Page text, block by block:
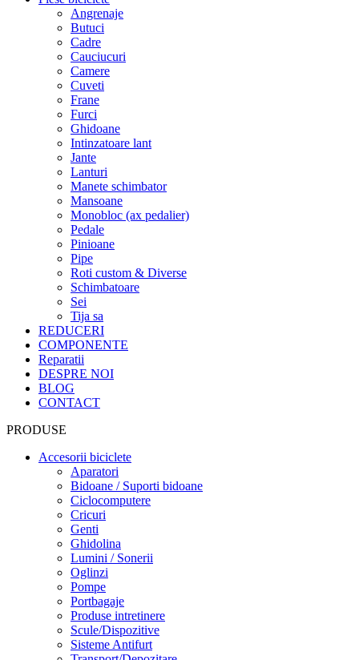
Angrenaje
Butuci
Cadre
Cauciucuri
Camere
Cuveti
Frane
Furci
Ghidoane
Intinzatoare lant
Jante
Lanturi
Manete schimbator
Mansoane
Monobloc (ax pedalier)
Pedale
Pinioane
Pipe
Roti custom & Diverse
Schimbatoare
Sei
Tija sa
REDUCERI
COMPONENTE
Reparatii
DESPRE NOI
BLOG
CONTACT
PRODUSE
Accesorii biciclete
Aparatori
Bidoane / Suporti bidoane
Ciclocomputere
Cricuri
Genti
Ghidolina
Lumini / Sonerii
Oglinzi
Pompe
Portbagaje
Produse intretinere
Scule/Dispozitive
Sisteme Antifurt